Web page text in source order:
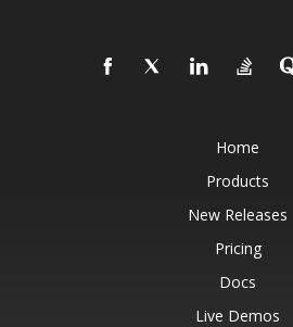
Home
Products
New Releases
Pricing
Docs
Live Demos